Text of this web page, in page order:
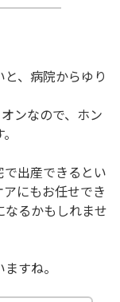
、病院からゆり
ンなので、ホン
出産できるとい
にもお任せでき
るかもしれませ
すね。